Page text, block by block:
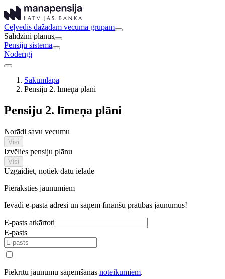
Ceļvedis dažādām vecuma grupām
Salīdzini plānus
Pensiju sistēma
Noderīgi
Sākumlapa
Pensiju 2. līmeņa plāni
Pensiju 2. līmeņa plāni
Norādi savu vecumu
Visi
Izvēlies pensiju plānu
Visi
Uzgaidiet, notiek datu ielāde
Pieraksties jaunumiem
Ievadi e-pasta adresi un saņem finanšu pratības jaunumus!
E-pasts atkārtoti
E-pasts
Piekrītu jaunumu saņemšanas noteikumiem.